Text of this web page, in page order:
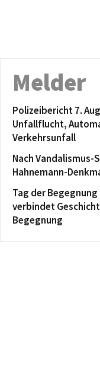
Melder
Polizeibericht 7.
Unfallflucht,
Verkehrsunfall
Nach Vandalismus-
Hahnemann-
Tag der
verbindet
Begegnung